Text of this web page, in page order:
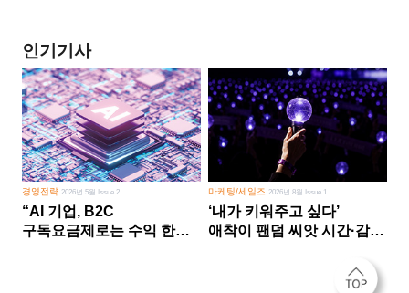
인기기사
경영전략2026년 5월 Issue 2
“AI 기업, B2C
구독요금제로는 수익 한계
마케팅/세일즈 2026년 8월 Issue 1
‘내가 키워주고 싶다’
애착이 팬덤 씨앗 시간·감정